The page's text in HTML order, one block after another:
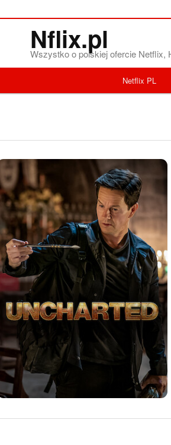
Nflix.pl
Wszystko o polskiej ofercie Netflix,
Netflix PL